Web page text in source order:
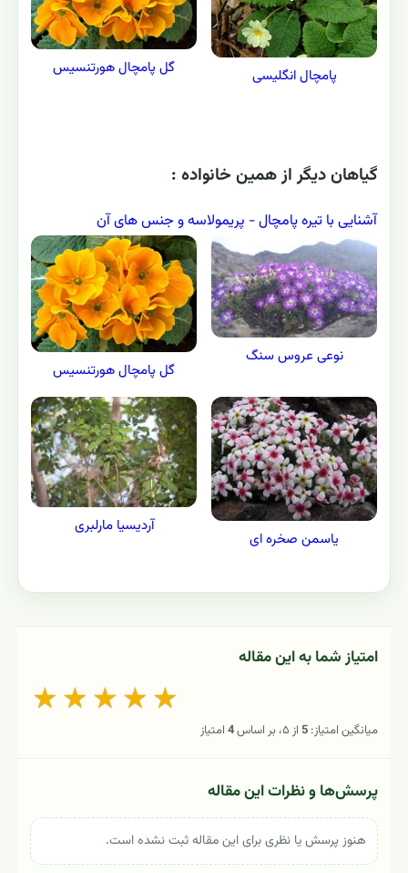
پامچال انگلیسی گل پامچال هورتنسیس
گياهان ديگر از همين خانواده :
آشنایی با تیره پامچال - پريمولاسه و جنس های آن
نوعی عروس سنگ
گل پامچال هورتنسیس
یاسمن صخره ای
آردیسیا مارلبری
امتیاز شما به این مقاله
★ ★ ★ ★ ★
میانگین امتیاز: 5از ۵، بر اساس 4امتیاز
پرسش‌ها و نظرات این مقاله
هنوز پرسش یا نظری برای این مقاله ثبت نشده است.